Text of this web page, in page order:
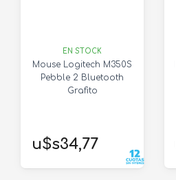
EN STOCK
Mouse Logitech M350S
Pebble 2 Bluetooth
Grafito
u$s34,77